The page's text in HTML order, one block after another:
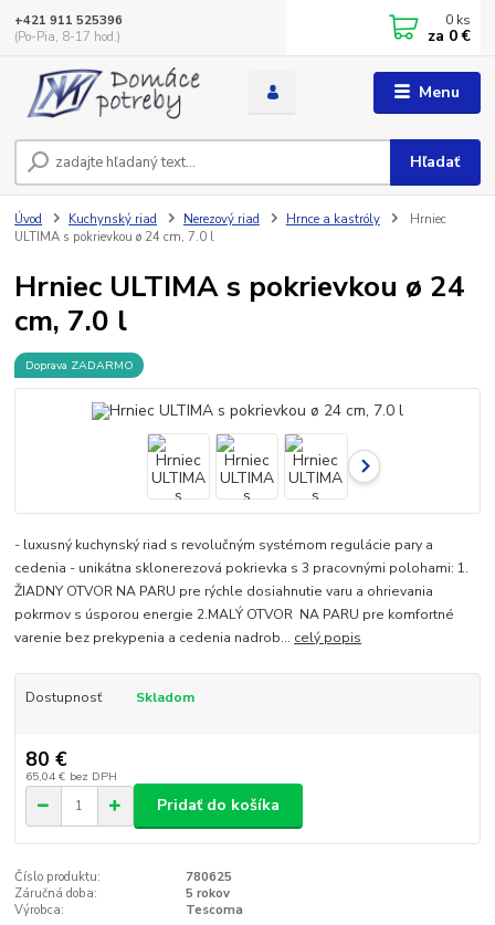
Menu
Hľadať
+421 911 525396
(Po-Pia, 8-17 hod.)
0 ks
za 0 €
Úvod Kuchynský riad Nerezový riad Hrnce a kastróly
Hrniec
ULTIMA s pokrievkou ø 24 cm, 7.0 l
Hrniec ULTIMA s pokrievkou ø 24
cm, 7.0 l
Doprava ZADARMO
- luxusný kuchynský riad s revolučným systémom regulácie pary a
cedenia - unikátna sklonerezová pokrievka s 3 pracovnými polohami: 1.
ŽIADNY OTVOR NA PARU pre rýchle dosiahnutie varu a ohrievania
pokrmov s úsporou energie 2.MALÝ OTVOR NA PARU pre komfortné
varenie bez prekypenia a cedenia nadrob... celý popis
Dostupnosť Skladom
80 €
65,04 € bez DPH
Pridať do košíka
Číslo produktu:
780625
Záručná doba:
5 rokov
Výrobca:
Tescoma